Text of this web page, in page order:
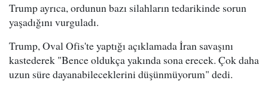
Trump ayrıca, ordunun bazı silahların tedarikinde sorun
yaşadığını vurguladı.
Trump, Oval Ofis'te yaptığı açıklamada İran savaşını
kastederek "Bence oldukça yakında sona erecek. Çok daha
uzun süre dayanabileceklerini düşünmüyorum" dedi.